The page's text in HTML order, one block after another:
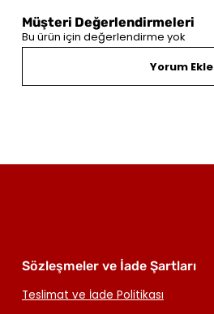
Müşteri Değerlendirmeleri
Bu ürün için değerlendirme yok
Yorum Ekle
Sözleşmeler ve İade Şartları
Teslimat ve İade Politikası